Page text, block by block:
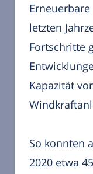
letzten
Fortschritte
Kapazität
So konnten
2020 etwa